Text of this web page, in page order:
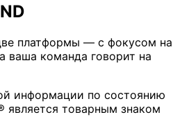
платформы — с фокусом на
ваша команда говорит на
информации по состоянию
является товарным знаком